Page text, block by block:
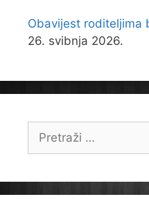
Obavijest roditeljima
26. svibnja 2026.
Pretraži: